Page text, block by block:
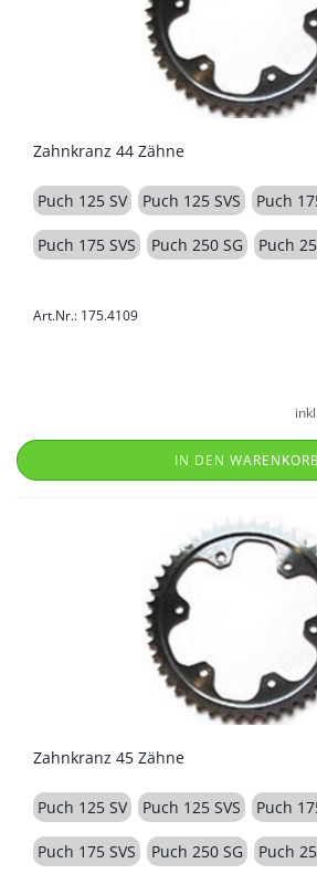
Zahnkranz 44 Zähne
Puch 125 SV Puch 125 SVS Puch
Puch 175 SVS Puch 250 SG Puch
Art.Nr.: 175.4109
IN DEN WARENKORB
Zahnkranz 45 Zähne
Puch 125 SV Puch 125 SVS Puch
Puch 175 SVS Puch 250 SG Puch